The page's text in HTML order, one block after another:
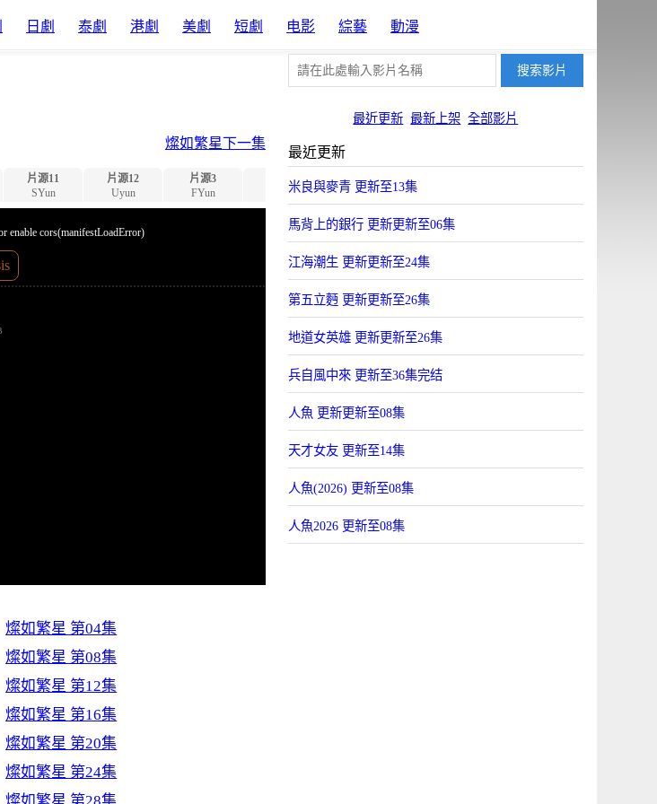
日劇 泰劇 港劇 美劇 短劇 电影 綜藝 動漫
最近更新 最新上架 全部影片
燦如繁星下一集
片源11
SYun
片源12
Uyun
片源3
FYun
片源4
BYun
片源6
HYun
燦如繁星 第04集
燦如繁星 第08集
燦如繁星 第12集
燦如繁星 第16集
燦如繁星 第20集
燦如繁星 第24集
最近更新
米良與麥青 更新至13集
馬背上的銀行 更新更新至06集
江海潮生 更新更新至24集
第五立麪 更新更新至26集
地道女英雄 更新更新至26集
兵自風中來 更新至36集完结
人魚 更新更新至08集
天才女友 更新至14集
人魚(2026) 更新至08集
人魚2026 更新至08集